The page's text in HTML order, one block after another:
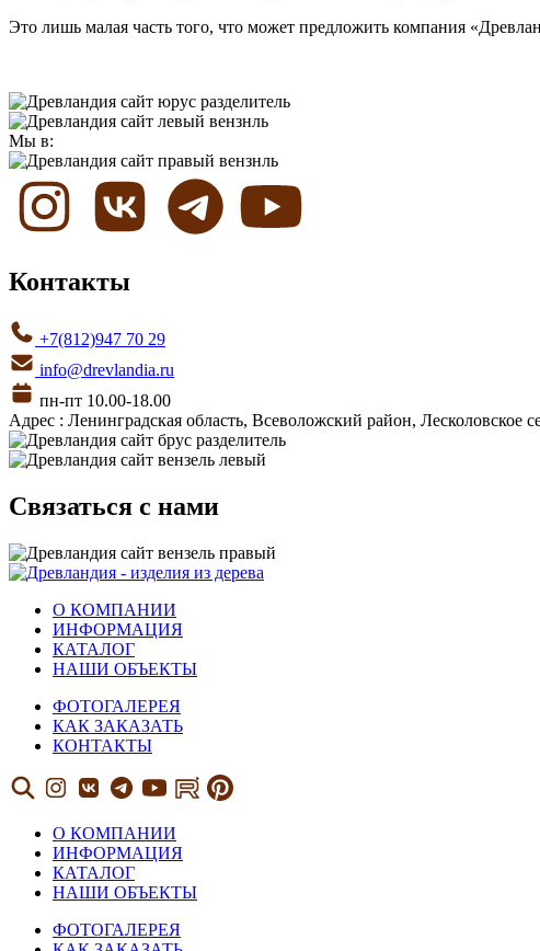
Это лишь малая часть того, что может предложить компания
Мы в:
Контакты
+7(812)947 70 29
info@drevlandia.ru
пн-пт 10.00-18.00
Адрес : Ленинградская область, Всеволожский район, Лесколовское
Связаться с нами
О КОМПАНИИ
ИНФОРМАЦИЯ
КАТАЛОГ
НАШИ ОБЪЕКТЫ
ФОТОГАЛЕРЕЯ
КАК ЗАКАЗАТЬ
КОНТАКТЫ
О КОМПАНИИ
ИНФОРМАЦИЯ
КАТАЛОГ
НАШИ ОБЪЕКТЫ
ФОТОГАЛЕРЕЯ